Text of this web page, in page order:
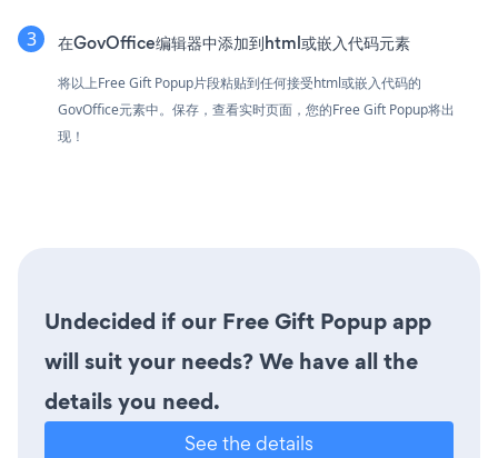
在GovOffice编辑器中添加到html或嵌入代码元素
将以上Free Gift Popup片段粘贴到任何接受html或嵌入代码的
GovOffice元素中。保存，查看实时页面，您的Free Gift Popup将出
现！
Undecided if our Free Gift Popup app
will suit your needs? We have all the
details you need.
See the details